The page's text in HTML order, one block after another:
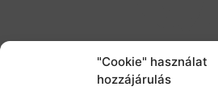
"Cookie" használat
hozzájárulás